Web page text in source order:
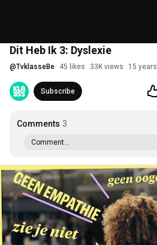
Dit Heb Ik 3: Dyslexie
@TvklasseBe 45 likes 33K views 15
Subscribe
Comments 3
Comment...